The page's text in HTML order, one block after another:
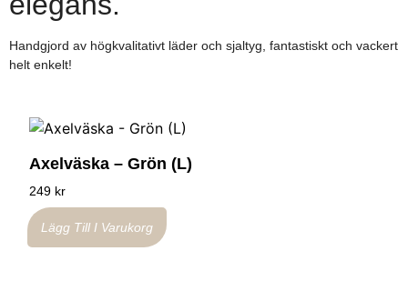
Handgjord av högkvalitativt läder och sjaltyg, fantastiskt och vackert
helt enkelt!
Axelväska – Grön (L)
249 kr
Lägg Till I Varukorg